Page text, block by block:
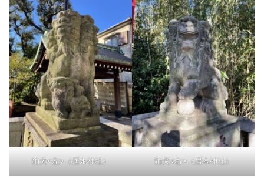
狛犬<左>（居木神社） 狛犬<右>（居木神社）